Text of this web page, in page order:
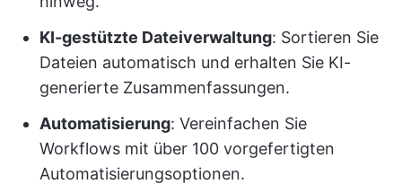
KI-gestützte Dateiverwaltung: Sortieren Sie
Dateien automatisch und erhalten Sie KI-
generierte Zusammenfassungen.
Automatisierung: Vereinfachen Sie
Workflows mit über 100 vorgefertigten
Automatisierungsoptionen.